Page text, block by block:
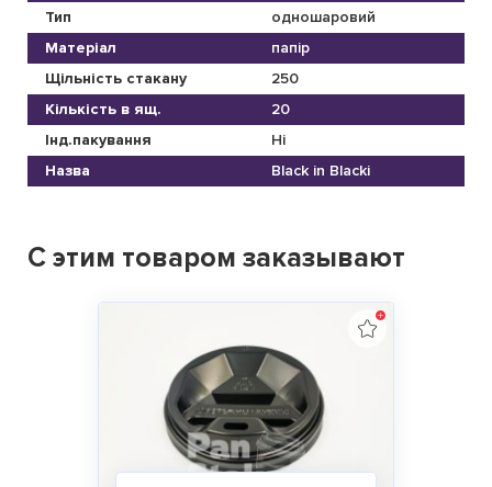
Тип
одношаровий
Матеріал
папір
Щільність стакану
250
Кількість в ящ.
20
Інд.пакування
Ні
Назва
Black in Blackі
С этим товаром заказывают